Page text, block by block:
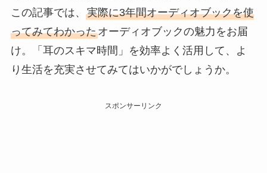
この記事では、 実際に3年間オーディオブックを使
ってみてわかったオーディオブックの魅力をお届
け。「耳のスキマ時間」を効率よく活用して、よ
り生活を充実させてみてはいかがでしょうか。
スポンサーリンク